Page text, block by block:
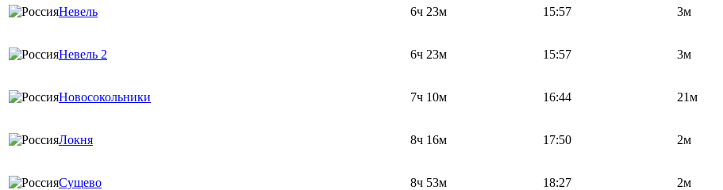
Невель 6ч 23м 15:57 3м
Невель 2 6ч 23м 15:57 3м
Новосокольники 7ч 10м 16:44 21м
Локня 8ч 16м 17:50 2м
Сущево 8ч 53м 18:27 2м